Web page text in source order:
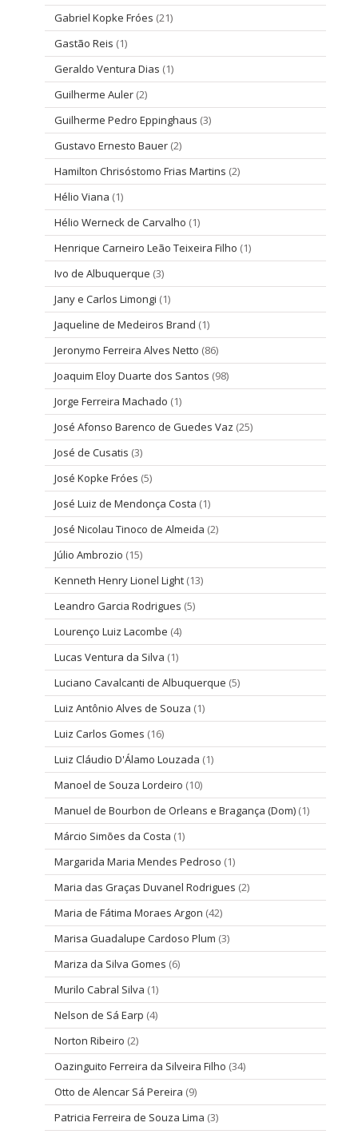
Gabriel Kopke Fróes (21)
Gastão Reis (1)
Geraldo Ventura Dias (1)
Guilherme Auler (2)
Guilherme Pedro Eppinghaus (3)
Gustavo Ernesto Bauer (2)
Hamilton Chrisóstomo Frias Martins (2)
Hélio Viana (1)
Hélio Werneck de Carvalho (1)
Henrique Carneiro Leão Teixeira Filho (1)
Ivo de Albuquerque (3)
Jany e Carlos Limongi (1)
Jaqueline de Medeiros Brand (1)
Jeronymo Ferreira Alves Netto (86)
Joaquim Eloy Duarte dos Santos (98)
Jorge Ferreira Machado (1)
José Afonso Barenco de Guedes Vaz (25)
José de Cusatis (3)
José Kopke Fróes (5)
José Luiz de Mendonça Costa (1)
José Nicolau Tinoco de Almeida (2)
Júlio Ambrozio (15)
Kenneth Henry Lionel Light (13)
Leandro Garcia Rodrigues (5)
Lourenço Luiz Lacombe (4)
Lucas Ventura da Silva (1)
Luciano Cavalcanti de Albuquerque (5)
Luiz Antônio Alves de Souza (1)
Luiz Carlos Gomes (16)
Luiz Cláudio D'Álamo Louzada (1)
Manoel de Souza Lordeiro (10)
Manuel de Bourbon de Orleans e Bragança (Dom) (1)
Márcio Simões da Costa (1)
Margarida Maria Mendes Pedroso (1)
Maria das Graças Duvanel Rodrigues (2)
Maria de Fátima Moraes Argon (42)
Marisa Guadalupe Cardoso Plum (3)
Mariza da Silva Gomes (6)
Murilo Cabral Silva (1)
Nelson de Sá Earp (4)
Norton Ribeiro (2)
Oazinguito Ferreira da Silveira Filho (34)
Otto de Alencar Sá Pereira (9)
Patricia Ferreira de Souza Lima (3)